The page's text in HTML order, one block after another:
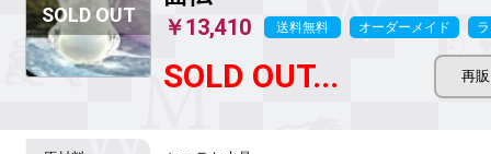
￥13,410 送料無料 オーダーメイド
SOLD OUT...